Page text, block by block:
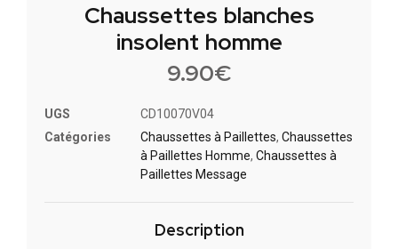
Chaussettes blanches
insolent homme
9.90€
UGS
CD10070V04
Catégories
Chaussettes à Paillette​s, Chaussettes
à Paillettes Homme, Chaussettes à
Paillettes Message​
Description